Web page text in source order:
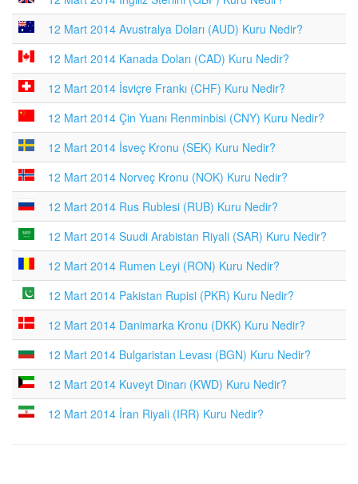
12 Mart 2014 Avustralya Doları (AUD) Kuru Nedir?
12 Mart 2014 Kanada Doları (CAD) Kuru Nedir?
12 Mart 2014 İsviçre Frankı (CHF) Kuru Nedir?
12 Mart 2014 Çin Yuanı Renminbisi (CNY) Kuru Nedir?
12 Mart 2014 İsveç Kronu (SEK) Kuru Nedir?
12 Mart 2014 Norveç Kronu (NOK) Kuru Nedir?
12 Mart 2014 Rus Rublesi (RUB) Kuru Nedir?
12 Mart 2014 Suudi Arabistan Riyali (SAR) Kuru Nedir?
12 Mart 2014 Rumen Leyi (RON) Kuru Nedir?
12 Mart 2014 Pakistan Rupisi (PKR) Kuru Nedir?
12 Mart 2014 Danimarka Kronu (DKK) Kuru Nedir?
12 Mart 2014 Bulgaristan Levası (BGN) Kuru Nedir?
12 Mart 2014 Kuveyt Dinarı (KWD) Kuru Nedir?
12 Mart 2014 İran Riyali (IRR) Kuru Nedir?